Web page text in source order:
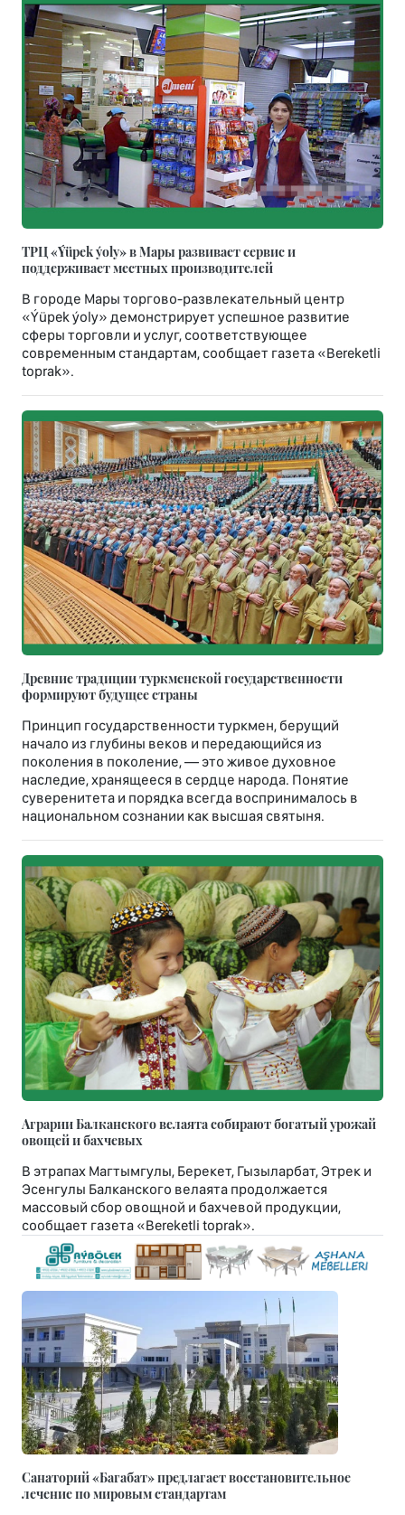
ТРЦ «Ýüpek ýoly» в Мары развивает сервис и
поддерживает местных производителей
В городе Мары торгово-развлекательный центр
«Ýüpek ýoly» демонстрирует успешное развитие
сферы торговли и услуг, соответствующее
современным стандартам, сообщает газета «Bereketli
toprak».
Древние традиции туркменской государственности
формируют будущее страны
Принцип государственности туркмен, берущий
начало из глубины веков и передающийся из
поколения в поколение, — это живое духовное
наследие, хранящееся в сердце народа. Понятие
суверенитета и порядка всегда воспринималось в
национальном сознании как высшая святыня.
Аграрии Балканского велаята собирают богатый урожай
овощей и бахчевых
В этрапах Магтымгулы, Берекет, Гызыларбат, Этрек и
Эсенгулы Балканского велаята продолжается
массовый сбор овощной и бахчевой продукции,
сообщает газета «Bereketli toprak».
Санаторий «Багабат» предлагает восстановительное
лечение по мировым стандартам